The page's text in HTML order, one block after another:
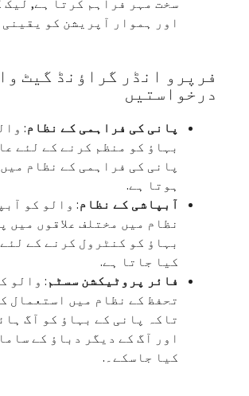
سخت مہر فراہم کرتا ہے, لیک
اور ہموار آپریشن کو
فرپرو انڈر گراؤنڈ گیٹ
درخواستیں
پانی کی فراہمی کے نظام:
بہاؤ کو منظم کرنے کے لئے
پانی کی فراہمی کے نظام
ہوتا ہے.
آبپاشی کے نظام: والو کو
نظام میں مختلف علاقوں میں
بہاؤ کو کنٹرول کرنے کے
کیا جاتا ہے.
فائر پروٹیکشن سسٹم : والو
تحفظ کے نظام میں استعمال
تاکہ پانی کے بہاؤ کو آگ
اور آگ کے دیگر دباؤ کے
کیا جاسکے۔.